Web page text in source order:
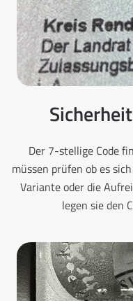
Der 7-stellige Code
müssen prüfen ob es
Variante oder die
legen sie den